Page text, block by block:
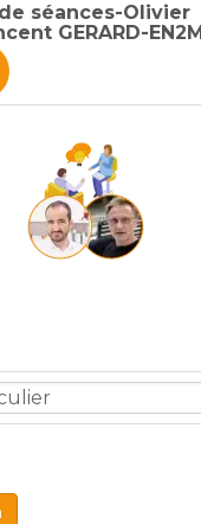
séances-Olivier
GERARD-